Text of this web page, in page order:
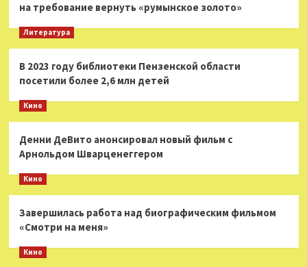
на требование вернуть «румынское золото»
Литература
В 2023 году библиотеки Пензенской области
посетили более 2,6 млн детей
Кино
Денни ДеВито анонсировал новый фильм с
Арнольдом Шварценеггером
Кино
Завершилась работа над биографическим фильмом
«Смотри на меня»
Кино